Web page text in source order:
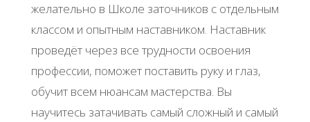
желательно в Школе заточников с отдельным
классом и опытным наставником. Наставник
проведёт через все трудности освоения
профессии, поможет поставить руку и глаз,
обучит всем нюансам мастерства. Вы
научитесь затачивать самый сложный и самый